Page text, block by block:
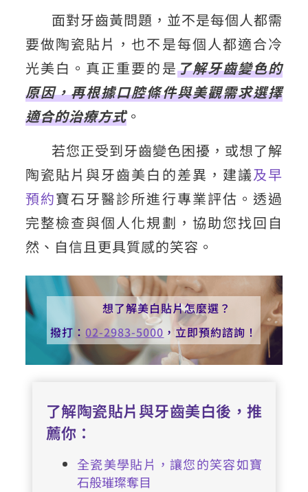
面對牙齒黃問題，並不是每個人都需
要做陶瓷貼片，也不是每個人都適合冷
光美白。真正重要的是了解牙齒變色的
原因，再根據口腔條件與美觀需求選擇
適合的治療方式。
若您正受到牙齒變色困擾，或想了解
陶瓷貼片與牙齒美白的差異，建議及早
預約寶石牙醫診所進行專業評估。透過
完整檢查與個人化規劃，協助您找回自
然、自信且更具質感的笑容。
想了解美白貼片怎麼選？
撥打：02-2983-5000 ，立即預約諮詢！
了解陶瓷貼片與牙齒美白後，推
薦你：
全瓷美學貼片，讓您的笑容如寶
石般璀璨奪目